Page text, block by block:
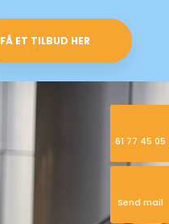
FÅ ET TILBUD HER
61 77 45 05
Send mail